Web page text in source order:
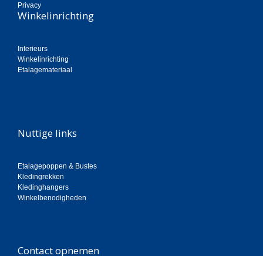
Privacy
Winkelinrichting
Interieurs
Winkelinrichting
Etalagemateriaal
Nuttige links
Etalagepoppen & Bustes
Kledingrekken
Kledinghangers
Winkelbenodigheden
Contact opnemen